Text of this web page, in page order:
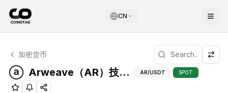
CN
Arweave 技术分析
Arweave 目前交易价格为 US$1.801. RSI 指标为 45.43
加密货币
Arweave（AR）技术指标 Arweave（AR
AR/USDT SPOT